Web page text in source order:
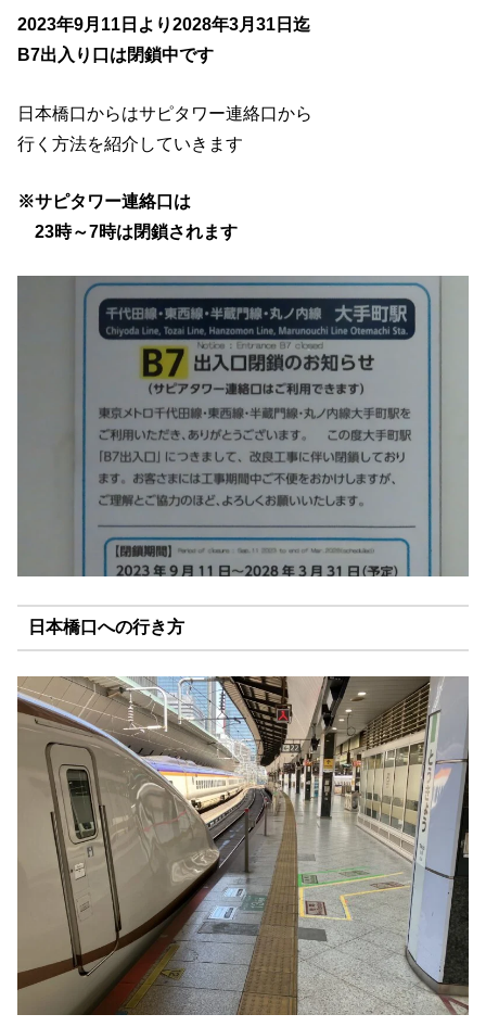
2023年9月11日より2028年3月31日迄
B7出入り口は閉鎖中です
日本橋口からはサピタワー連絡口から
行く方法を紹介していきます
※サピタワー連絡口は
23時～7時は閉鎖されます
日本橋口への行き方